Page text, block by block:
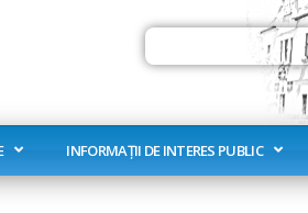
Search
INFORMAȚII DE INTERES PUBLIC